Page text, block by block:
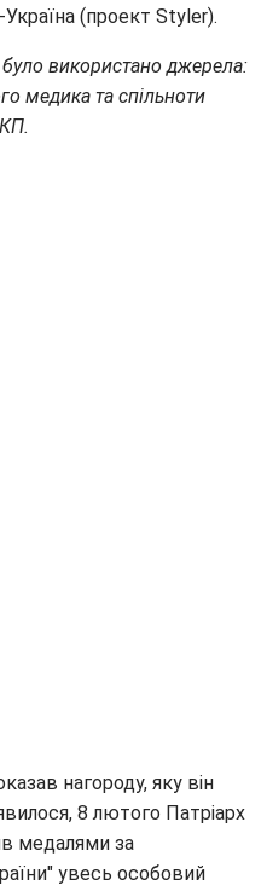
(проект Styler).
використано джерела:
медика та спільноти
нагороду, яку він
8 лютого Патріарх
медалями за
увесь особовий